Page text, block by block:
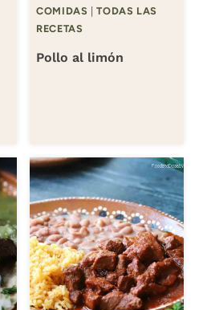
COMIDAS |TODAS LAS
RECETAS
Pollo al limón